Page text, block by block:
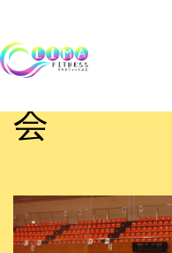
テ
ツ
足利市コ
スポーツ
会
カ